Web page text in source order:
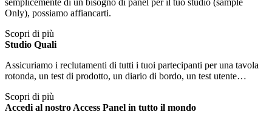
Only), possiamo affiancarti.
Scopri di più
Studio Quali
Assicuriamo i reclutamenti di tutti i tuoi partecipanti per una tavola
rotonda, un test di prodotto, un diario di bordo, un test utente…
Scopri di più
Accedi al nostro Access Panel in tutto il mondo